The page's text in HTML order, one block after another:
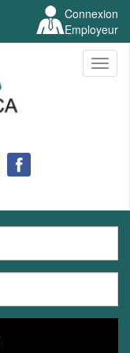
Connexion
Employeur